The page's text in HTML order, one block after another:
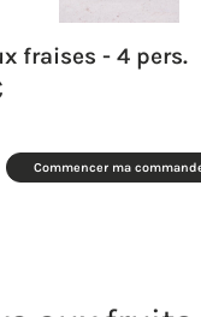
fraises - 4 pers.
Commencer ma